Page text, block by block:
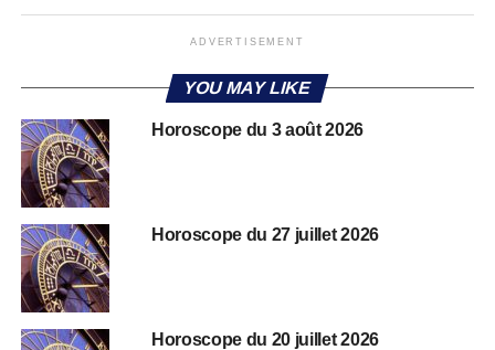
ADVERTISEMENT
YOU MAY LIKE
Horoscope du 3 août 2026
Horoscope du 27 juillet 2026
Horoscope du 20 juillet 2026